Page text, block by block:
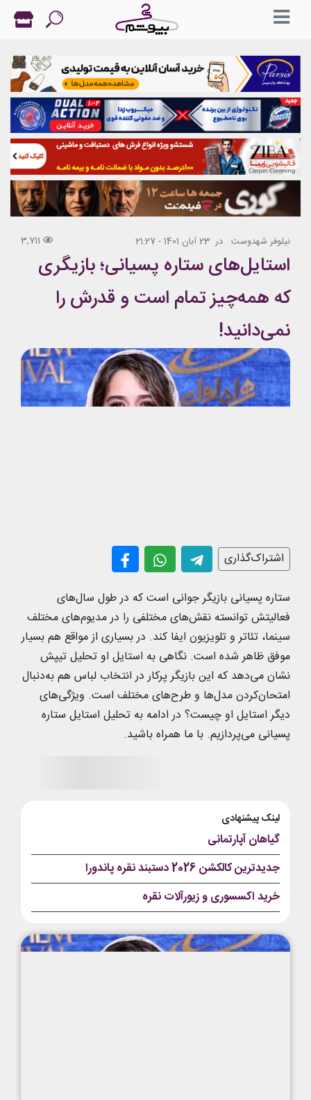
نیلوفر شهدوست در 23 آبان 1401 - 21:27 3,711
استایل‌های ستاره پسیانی؛ بازیگری
که همه‌چیز تمام است و قدرش را
نمی‌دانید!
اشتراک‌گذاری
ستاره پسیانی بازیگر جوانی است که در طول سال‌های
فعالیتش توانسته نقش‌های مختلفی را در مدیوم‌های مختلف
سینما، تئاتر و تلویزیون ایفا کند. در بسیاری از مواقع هم بسیار
موفق ظاهر شده است. نگاهی به استایل او تحلیل تیپش
نشان می‌دهد که این بازیگر پرکار در انتخاب لباس هم به‌دنبال
امتحان‌کردن مدل‌ها و طرح‌های مختلف است. ویژگی‌های
دیگر استایل او چیست؟ در ادامه به تحلیل استایل ستاره
پسیانی می‌پردازیم. با ما همراه باشید.
لینک پیشنهادی
گیاهان آپارتمانی
جدیدترین کالکشن 2026 دستبند نقره پاندورا
خرید اکسسوری و زیورآلات نقره